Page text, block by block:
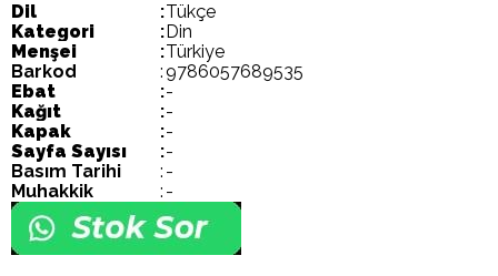
Dil :Tükçe
Kategori
:Din
Menşei
:Türkiye
Barkod
:9786057689535
Ebat
:-
Kağıt
:-
Kapak
:-
Sayfa Sayısı
:-
Basım Tarihi
: -
Muhakkik
: -